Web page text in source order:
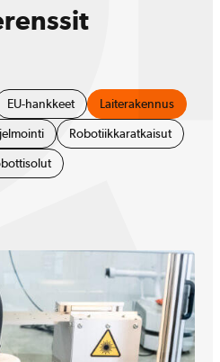
EU-hankkeet Laiterakennus
Robotiikkaratkaisut